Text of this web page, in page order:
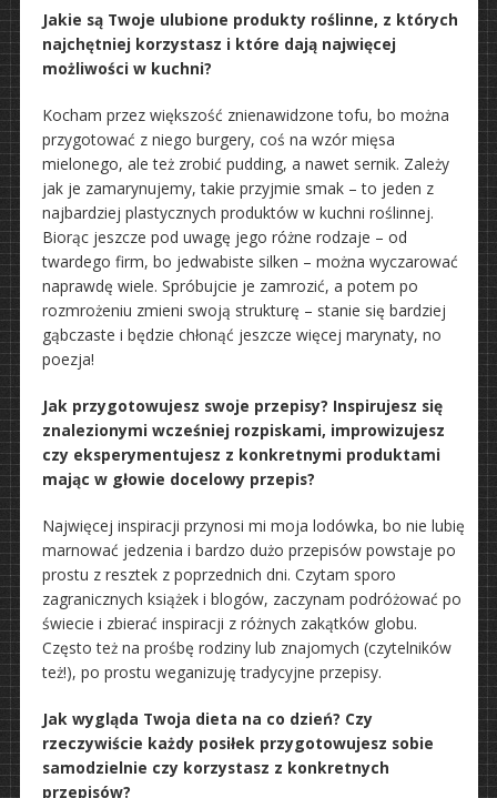
Jakie są Twoje ulubione produkty roślinne, z których
najchętniej korzystasz i które dają najwięcej
możliwości w kuchni?
Kocham przez większość znienawidzone tofu, bo można
przygotować z niego burgery, coś na wzór mięsa
mielonego, ale też zrobić pudding, a nawet sernik. Zależy
jak je zamarynujemy, takie przyjmie smak – to jeden z
najbardziej plastycznych produktów w kuchni roślinnej.
Biorąc jeszcze pod uwagę jego różne rodzaje – od
twardego firm, bo jedwabiste silken – można wyczarować
naprawdę wiele. Spróbujcie je zamrozić, a potem po
rozmrożeniu zmieni swoją strukturę – stanie się bardziej
gąbczaste i będzie chłonąć jeszcze więcej marynaty, no
poezja!
Jak przygotowujesz swoje przepisy? Inspirujesz się
znalezionymi wcześniej rozpiskami, improwizujesz
czy eksperymentujesz z konkretnymi produktami
mając w głowie docelowy przepis?
Najwięcej inspiracji przynosi mi moja lodówka, bo nie lubię
marnować jedzenia i bardzo dużo przepisów powstaje po
prostu z resztek z poprzednich dni. Czytam sporo
zagranicznych książek i blogów, zaczynam podróżować po
świecie i zbierać inspiracji z różnych zakątków globu.
Często też na prośbę rodziny lub znajomych (czytelników
też!), po prostu weganizuję tradycyjne przepisy.
Jak wygląda Twoja dieta na co dzień? Czy
rzeczywiście każdy posiłek przygotowujesz sobie
samodzielnie czy korzystasz z konkretnych
przepisów?